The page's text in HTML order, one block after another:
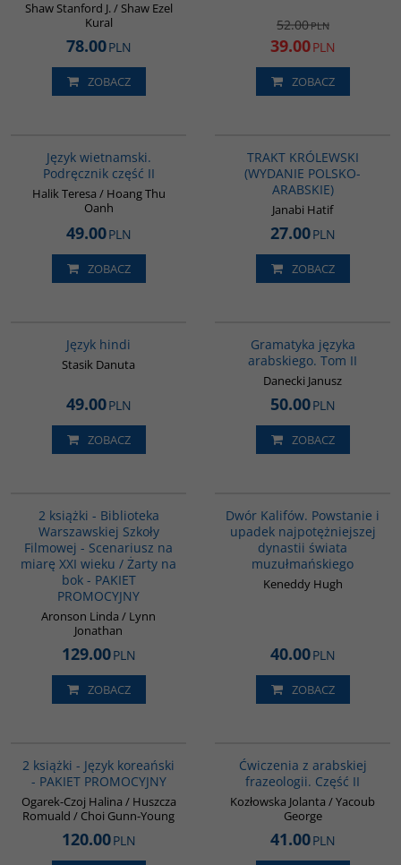
Shaw Stanford J. / Shaw Ezel
Kural
78.00PLN
ZOBACZ
52.00PLN
39.00PLN
ZOBACZ
Język wietnamski.
Podręcznik część II
Halik Teresa / Hoang Thu
Oanh
49.00PLN
ZOBACZ
TRAKT KRÓLEWSKI
(WYDANIE POLSKO-
ARABSKIE)
Janabi Hatif
27.00PLN
ZOBACZ
Język hindi
Stasik Danuta
49.00PLN
ZOBACZ
Gramatyka języka
arabskiego. Tom II
Danecki Janusz
50.00PLN
ZOBACZ
2 książki - Biblioteka
Warszawskiej Szkoły
Filmowej - Scenariusz na
miarę XXI wieku / Żarty na
bok - PAKIET
PROMOCYJNY
Aronson Linda / Lynn
Jonathan
129.00PLN
ZOBACZ
Dwór Kalifów. Powstanie i
upadek najpotężniejszej
dynastii świata
muzułmańskiego
Keneddy Hugh
40.00PLN
ZOBACZ
2 książki - Język koreański
- PAKIET PROMOCYJNY
Ogarek-Czoj Halina / Huszcza
Romuald / Choi Gunn-Young
120.00PLN
Ćwiczenia z arabskiej
frazeologii. Część II
Kozłowska Jolanta / Yacoub
George
41.00PLN